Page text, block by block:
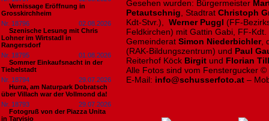
Vernissage Eröffnung in
Grosskirchheim
Nr. 18796
02.08.2026
Szenische Lesung mit Chris
Lohner im Wirtstadl in
Rangersdorf
Nr. 18795
01.08.2026
Sommer Einkaufsnacht in der
Tiebelstadt
Nr. 18794
29.07.2026
Hurra, am Naturpark Dobratsch
über Villach war der Vollmond da!
Nr. 18793
29.07.2026
Fotogruß von der Piazza Unita
in Tarvisio
Gesehen wurden: Bürgermeister
Petautschnig , Stadtrat Christoph
Kdt-Stvr.), Werner Puggl (FF-
Feldkirchen) mit Gattin Gabi, FF-Kdt.
Gemeinderat Simon Niederbichler,
(RAK-Bildungszentrum) und Paul
Reiterhof Köck Birgit und Florian
Alle Fotos sind vom Fenstergucker ©
E-Mail: info@schusserfoto.at –